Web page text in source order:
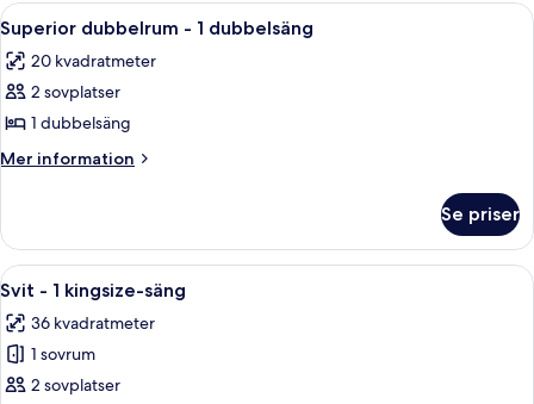
1
dubbelsäng
Öppna
alla
foton
för
Superior
dubbelrum
dubbelsäng
Ett hotellrum med en säng, ett
6
Superior dubbelrum - 1 dubbelsäng
20 kvadratmeter
2 sovplatser
1 dubbelsäng
Mer information
Mer
dubbelrum
1
dubbelsäng
Se priser
Öppna
alla
foton
för
Svit
Ett modernt vardagsrum med en
5
Svit - 1 kingsize-säng
36 kvadratmeter
1 sovrum
2 sovplatser